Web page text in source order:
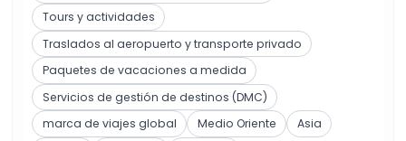
Tours y actividades
Traslados al aeropuerto y transporte privado
Paquetes de vacaciones a medida
Servicios de gestión de destinos (DMC)
marca de viajes global
Medio Oriente
Asia